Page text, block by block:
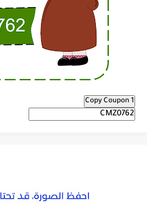
Copy Coupon 1